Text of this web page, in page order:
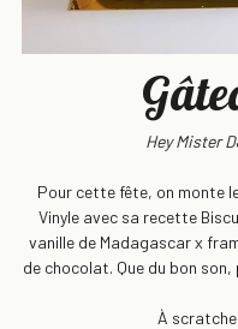
Hey Mister
Pour cette fête, on monte
Vinyle avec sa recette
vanille de Madagascar x
de chocolat. Que du bon
À